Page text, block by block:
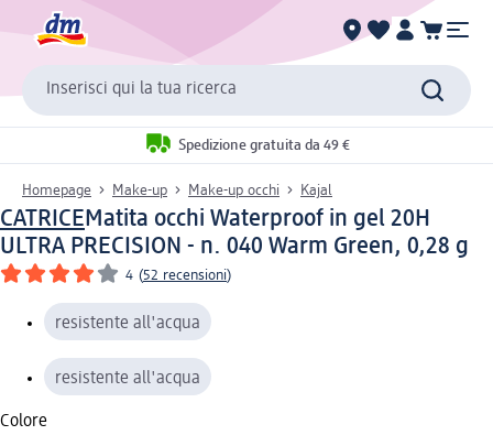
Inserisci qui la tua ricerca
Spedizione gratuita da 49 €
Homepage Make-up Make-up occhi Kajal
CATRICEMatita occhi Waterproof in gel 20H
ULTRA PRECISION - n. 040 Warm Green, 0,28 g
4 (52 recensioni)
resistente all'acqua
resistente all'acqua
Colore